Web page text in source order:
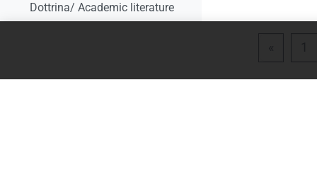
Dottrina/ Academic literature